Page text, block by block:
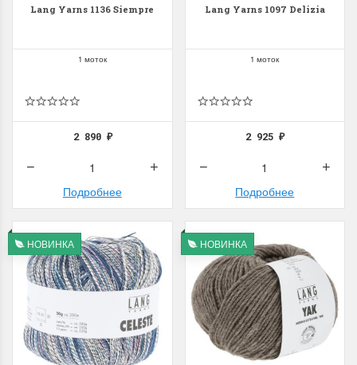
Lang Yarns 1136 Siempre
1 моток
2 890 ₽
Подробнее
Lang Yarns 1097 Delizia
1 моток
2 925₽
Подробнее
НОВИНКА НОВИНКА